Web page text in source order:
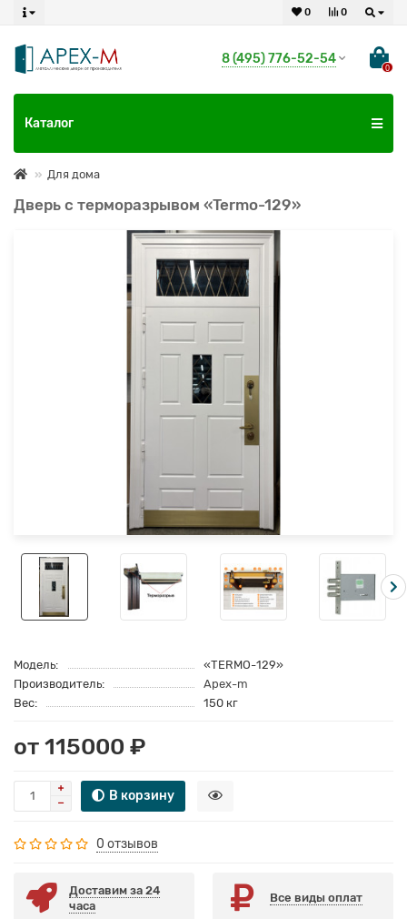
0
0
8 (495) 776-52-54
0
Каталог
Для дома
Дверь с терморазрывом «Termo-129»
Модель:
«TERMO-129»
Производитель:
Apex-m
Вес:
150 кг
от 115000 ₽
В корзину
0 отзывов
Доставим за 24
часа
Все виды оплат